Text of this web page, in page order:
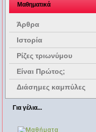
Μαθηματικά
Άρθρα
Ιστορία
Ρίζες τριωνύμου
Είναι Πρώτος;
Διάσημες καμπύλες
Για γέλια...